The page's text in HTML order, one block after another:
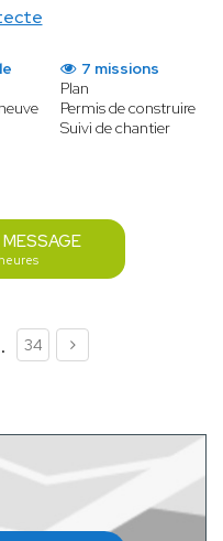
7 missions
Plan
Permis de construire
Suivi de chantier
34